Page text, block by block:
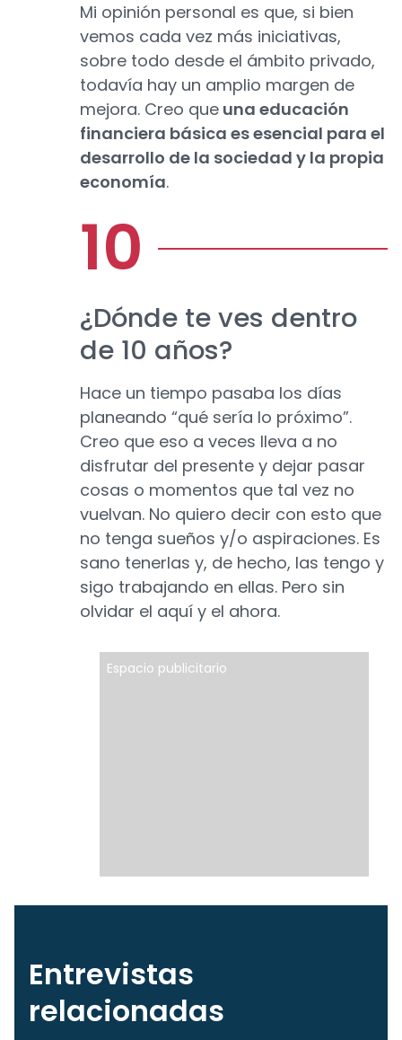
Mi opinión personal es que, si bien
vemos cada vez más iniciativas,
sobre todo desde el ámbito privado,
todavía hay un amplio margen de
mejora. Creo que una educación
financiera básica es esencial para el
desarrollo de la sociedad y la propia
economía.
¿Dónde te ves dentro
de 10 años?
Hace un tiempo pasaba los días
planeando “qué sería lo próximo”.
Creo que eso a veces lleva a no
disfrutar del presente y dejar pasar
cosas o momentos que tal vez no
vuelvan. No quiero decir con esto que
no tenga sueños y/o aspiraciones. Es
sano tenerlas y, de hecho, las tengo y
sigo trabajando en ellas. Pero sin
olvidar el aquí y el ahora.
Espacio publicitario
Entrevistas
relacionadas